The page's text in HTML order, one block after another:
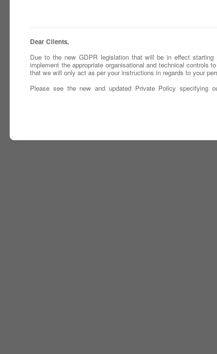
Dear Clients,
Due to the new GDPR legislation that will be in effect
implement the appropriate organisational and technical controls
that we will only act as per your instructions in regards to your
Please see the new and updated Private Policy